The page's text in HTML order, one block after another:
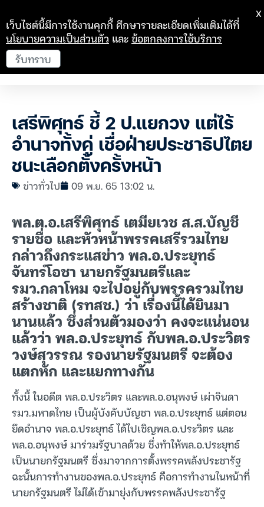
เสรีพิศุทธ์ ชี้ 2 ป.แยกวง แต่ไร้
อำนาจทั้งคู่ เชื่อฝ่ายประชาธิปไตย
ชนะเลือกตั้งครั้งหน้า
ข่าวทั่วไป 09 พ.ย. 65 13:02 น.
พล.ต.อ.เสรีพิศุทธ์ เตมียเวช ส.ส.บัญชี
รายชื่อ และหัวหน้าพรรคเสรีรวมไทย
กล่าวถึงกระแสข่าว พล.อ.ประยุทธ์
จันทร์โอชา นายกรัฐมนตรีและ
รมว.กลาโหม จะไปอยู่กับพรรครวมไทย
สร้างชาติ (รทสช.) ว่า เรื่องนี้ได้ยินมา
นานแล้ว ซึ่งส่วนตัวมองว่า คงจะแน่นอน
แล้วว่า พล.อ.ประยุทธ์ กับพล.อ.ประวิตร
วงษ์สุวรรณ รองนายรัฐมนตรี จะต้อง
แตกหัก และแยกทางกัน
ทั้งนี้ ในอดีต พล.อ.ประวิตร และพล.อ.อนุพงษ์ เผ่าจินดา
รมว.มหาดไทย เป็นผู้บังคับบัญชา พล.อ.ประยุทธ์ แต่ตอน
ยึดอำนาจ พล.อ.ประยุทธ์ ได้ไปเชิญพล.อ.ประวิตร และ
พล.อ.อนุพงษ์ มาร่วมรัฐบาลด้วย ซึ่งทำให้พล.อ.ประยุทธ์
เป็นนายกรัฐมนตรี ซึ่งมาจากการตั้งพรรคพลังประชารัฐ
ฉะนั้นการทำงานของพล.อ.ประยุทธ์ คือการทำงานในหน้าที่
นายกรัฐมนตรี ไม่ได้เข้ามายุ่งกับพรรคพลังประชารัฐ
เว็บไซต์นี้มีการใช้งานคุกกี้ ศึกษารายละเอียดเพิ่มเติมได้ที่
นโยบายความเป็นส่วนตัว และข้อตกลงการใช้บริการ
รับทราบ
X